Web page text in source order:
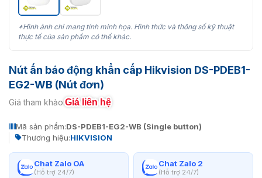
*Hình ảnh chỉ mang tính minh họa. Hình thức và thông số kỹ thuật
thực tế của sản phẩm có thể khác.
Nút ấn báo động khẩn cấp Hikvision DS-PDEB1-
EG2-WB (Nút đơn)
Giá tham khảo:Giá liên hệ
Mã sản phẩm:DS-PDEB1-EG2-WB (Single button)
Thương hiệu:HIKVISION
Chat Zalo OA
(Hỗ trợ 24/7)
Chat Zalo 2
(Hỗ trợ 24/7)